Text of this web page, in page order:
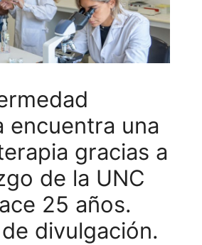
encuentra una
gracias a
de la UNC
25 años.
divulgación.